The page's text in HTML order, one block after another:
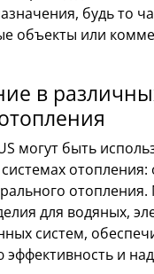
будь то
объекты или
в
могут быть
отопления:
для водяных,
систем,
и